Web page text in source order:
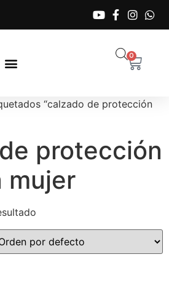
0
“calzado de protección
protección
mujer